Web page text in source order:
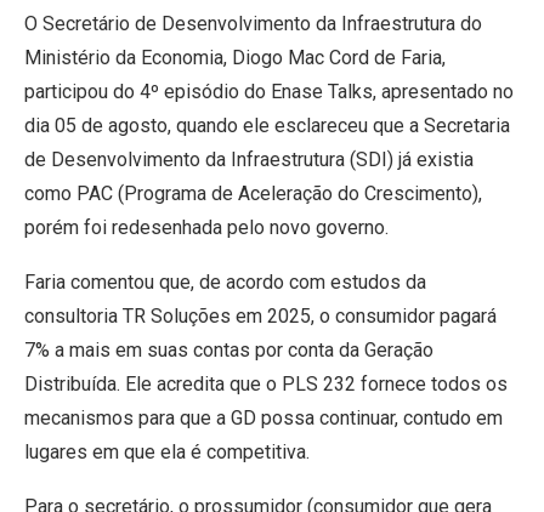
O Secretário de Desenvolvimento da Infraestrutura do
Ministério da Economia, Diogo Mac Cord de Faria,
participou do 4º episódio do Enase Talks, apresentado no
dia 05 de agosto, quando ele esclareceu que a Secretaria
de Desenvolvimento da Infraestrutura (SDI) já existia
como PAC (Programa de Aceleração do Crescimento),
porém foi redesenhada pelo novo governo.
Faria comentou que, de acordo com estudos da
consultoria TR Soluções em 2025, o consumidor pagará
7% a mais em suas contas por conta da Geração
Distribuída. Ele acredita que o PLS 232 fornece todos os
mecanismos para que a GD possa continuar, contudo em
lugares em que ela é competitiva.
Para o secretário, o prossumidor (consumidor que gera